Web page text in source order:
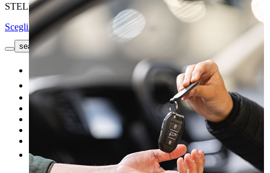
STELLANTIS &YOU NAPOLI CORSO MERIDIONALE
Scegli un'altra città
search button - icon
Usato
Le nostre offerte
I nostri brand
Altro